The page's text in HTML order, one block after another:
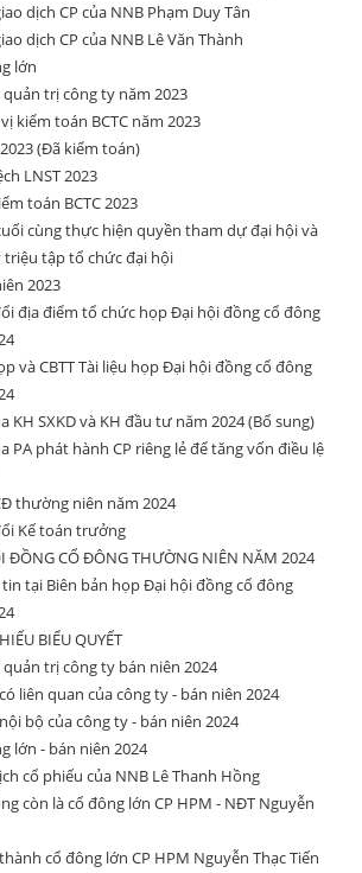
dịch CP của NNB Phạm Duy Tân
dịch CP của NNB Lê Văn Thành
lớn
trị công ty năm 2023
kiểm toán BCTC năm 2023
(Đã kiểm toán)
LNST 2023
toán BCTC 2023
cùng thực hiện quyền tham dự đại hội và
triệu tập tổ chức đại hội
2023
địa điểm tổ chức họp Đại hội đồng cổ đông
và CBTT Tài liệu họp Đại hội đồng cổ đông
KH SXKD và KH đầu tư năm 2024 (Bổ sung)
PA phát hành CP riêng lẻ để tăng vốn điều lệ
thường niên năm 2024
Kế toán trưởng
ĐỒNG CỔ ĐÔNG THƯỜNG NIÊN NĂM 2024
tại Biên bản họp Đại hội đồng cổ đông
BIỂU QUYẾT
trị công ty bán niên 2024
liên quan của công ty - bán niên 2024
bộ của công ty - bán niên 2024
lớn - bán niên 2024
cổ phiếu của NNB Lê Thanh Hồng
còn là cổ đông lớn CP HPM - NĐT Nguyễn
cổ đông lớn CP HPM Nguyễn Thạc Tiến